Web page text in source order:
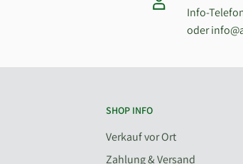
Info-
oder
SHOP INFO
Verkauf vor Ort
Zahlung & Versand